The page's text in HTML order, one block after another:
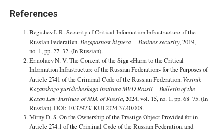
References
Begishev I. R. Security of Critical Information Infrastructure of the
Russian Federation. Bezopasnost biznesa= Busines security 2019,
no. 1, pp. 27–32. (In Russian).
Ermolaev N. V. The Content of the Sign «Harm to the Critical
Information Infrastructure of the Russian Federation» for the Purposes of
Article 2741 of the Criminal Code of the Russian Federation. Vestnik
Kazanskogo yuridicheskogo instituta MVD Rossii= Bulletin of the
Kazan Law Institute of MIA of Russia, 2024, vol. 15, no. 1, pp. 68–75. (In
Russian). DOI: 10.37973/ KUI.2024.37.40.008.
Mirny D. S. On the Ownership of the Prestige Object Provided for in
Article 274.1 of the Criminal Code of the Russian Federation, and